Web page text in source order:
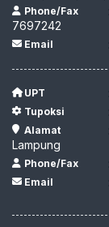
Phone/Fax
7697242
Email
UPT
Tupoksi
Alamat
Lampung
Phone/Fax
Email